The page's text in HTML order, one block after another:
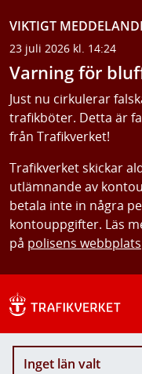
VIKTIGT
23 juli 2026 kl. 14:24
Varning för
Just nu cirkulerar
trafikböter. Detta är
från Trafikverket!
Trafikverket skickar
utlämnande av
betala inte in några
kontouppgifter. Läs
på polisens webbplats
Inget län valt